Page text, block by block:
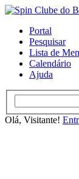
Portal
Pesquisar
Lista de
Calendário
Ajuda
Olá, Visitante!